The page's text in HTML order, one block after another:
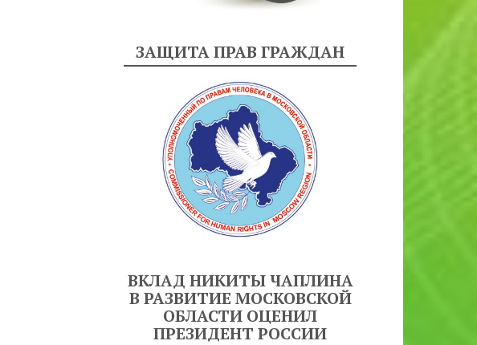
ЗАЩИТА ПРАВ ГРАЖДАН
ВКЛАД НИКИТЫ ЧАПЛИНА
В РАЗВИТИЕ МОСКОВСКОЙ
ОБЛАСТИ ОЦЕНИЛ
ПРЕЗИДЕНТ РОССИИ